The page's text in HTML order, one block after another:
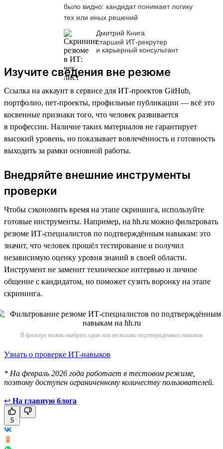
было видно: кандидат понимает логику
тех или иных решений
Дмитрий Книга
старший ИТ-рекрутер
и карьерный консультант
Изучите сведения вне резюме
Ссылка на аккаунт в сервисе для ИТ-проектов GitHub,
портфолио, пет-проекты, профильные публикации — всё это
косвенные признаки того, что человек развивается
в профессии. Наличие таких материалов не гарантирует
высокий уровень, но показывает вовлечённость и готовность
выходить за рамки основной работы.
Внедряйте внешние инструменты
проверки
Чтобы сэкономить время на этапе скрининга, используйте
готовые инструменты. Например, на hh.ru можно фильтровать
резюме ИТ-специалистов по подтверждённым навыкам: это
значит, что человек прошёл тестирование и получил
независимую оценку уровня знаний в своей области.
Инструмент не заменит техническое интервью и личное
общение с кандидатом, но поможет сузить воронку на этапе
скрининга.
В фильтре можно выбрать один или несколько подтверждённых навыков
Узнать о проверке ИТ-навыков
* На февраль 2026 года работает в тестовом режиме,
поэтому доступен ограниченному количеству пользователей.
↩ На главную блога
5